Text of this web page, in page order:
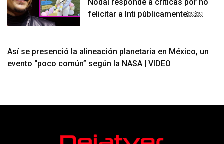
Nodal responde a críticas por no
felicitar a Inti públicamente￼￼
Así se presenció la alineación planetaria en México, un
evento “poco común” según la NASA | VIDEO